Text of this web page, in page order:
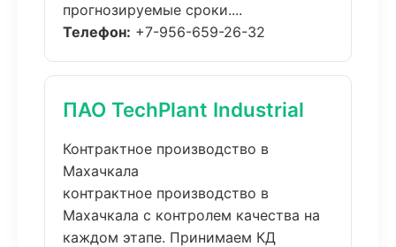
прогнозируемые сроки....
Телефон: +7-956-659-26-32
ПАО TechPlant Industrial
Контрактное производство в
Махачкала
контрактное производство в
Махачкала с контролем качества на
каждом этапе. Принимаем КД